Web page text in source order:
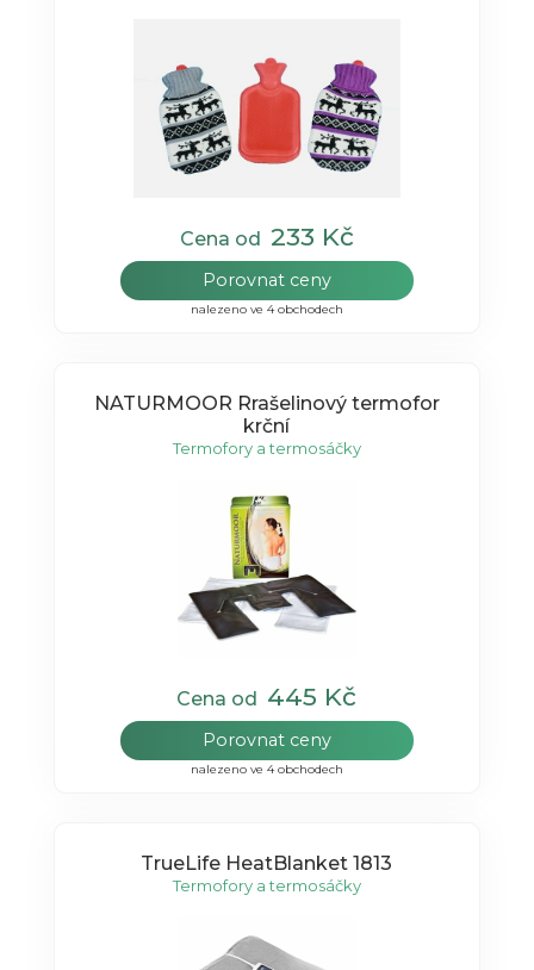
Cena od 233 Kč
Porovnat ceny
nalezeno ve 4 obchodech
NATURMOOR Rrašelinový termofor
krční
Termofory a termosáčky
Cena od 445 Kč
Porovnat ceny
nalezeno ve 4 obchodech
TrueLife HeatBlanket 1813
Termofory a termosáčky